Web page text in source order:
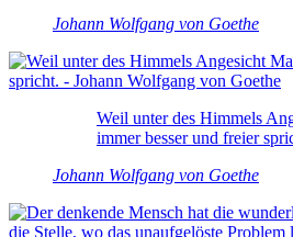
Johann Wolfgang von Goethe
Weil unter des Himmels
immer besser und freier
Johann Wolfgang von Goethe